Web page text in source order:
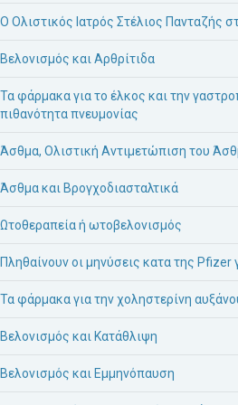
Ο Ολιστικός Ιατρός Στέλιος Πανταζής
Βελονισμός και Αρθρίτιδα
Τα φάρμακα για το έλκος και την
πιθανότητα πνευμονίας
Άσθμα, Ολιστική Αντιμετώπιση του
Άσθμα και Βρογχοδιασταλτικά
Ωτοθεραπεία ή ωτοβελονισμός
Πληθαίνουν οι μηνύσεις κατα της Pfizer
Τα φάρμακα για την χοληστερίνη
Βελονισμός και Κατάθλιψη
Βελονισμός και Εμμηνόπαυση